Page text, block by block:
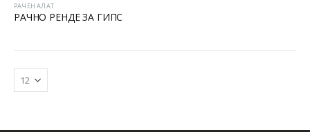
РАЧЕН АЛАТ
РАЧНО РЕНДЕ ЗА ГИПС